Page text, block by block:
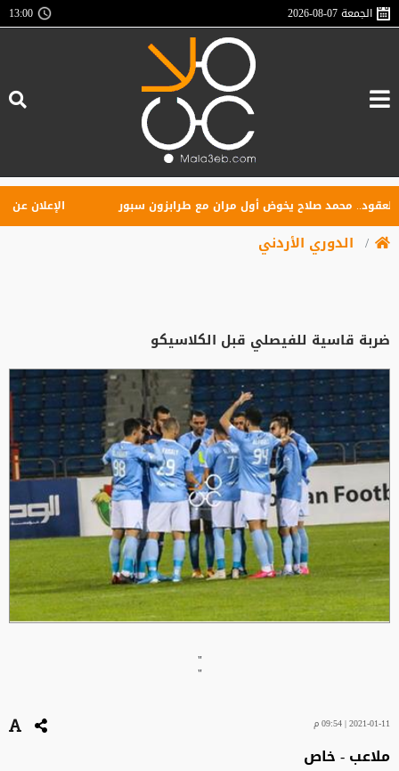
الجمعة2026-08-07
13:00
محمد صلاح يخوض أول مران مع طرابزون سبور الإعلان عن
الدوري الأردني
ضربة قاسية للفيصلي قبل الكلاسيكو
"
"
2021-01-11 | 09:54 م
ملاعب - خاص